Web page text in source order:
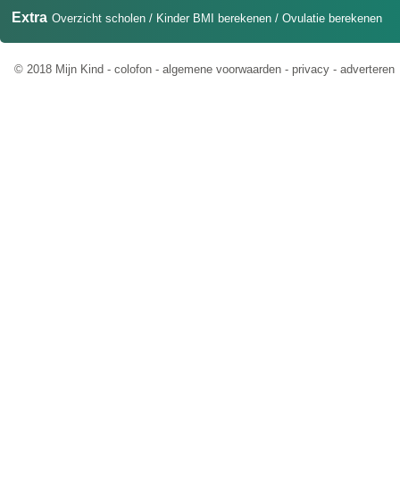
Extra Overzicht scholen / Kinder BMI berekenen / Ovulatie berekenen
© 2018 Mijn Kind - colofon - algemene voorwaarden - privacy - adverteren